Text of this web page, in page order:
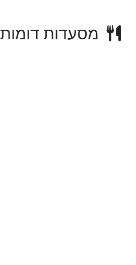
מסעדות דומות